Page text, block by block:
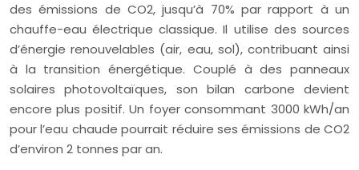
des émissions de CO2, jusqu’à 70% par rapport à un
chauffe-eau électrique classique. Il utilise des sources
d’énergie renouvelables (air, eau, sol), contribuant ainsi
à la transition énergétique. Couplé à des panneaux
solaires photovoltaïques, son bilan carbone devient
encore plus positif. Un foyer consommant 3000 kWh/an
pour l’eau chaude pourrait réduire ses émissions de CO2
d’environ 2 tonnes par an.